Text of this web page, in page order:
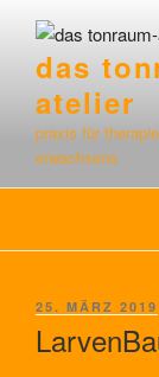
Inhalt
springendas
atelier
praxis für
erwachsene
25. MÄRZ 2019